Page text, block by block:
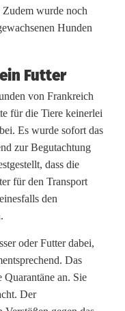
Zudem wurde noch
Hunden
Futter
von Frankreich
für die Tiere keinerlei
Es wurde sofort das
zur Begutachtung
dass die
für den Transport
den
oder Futter dabei,
Das
an. Sie
Der